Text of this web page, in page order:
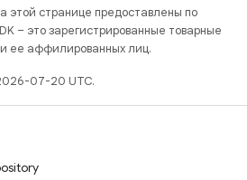
этой странице предоставлены по
– это зарегистрированные товарные
ее аффилированных лиц.
07-20 UTC.